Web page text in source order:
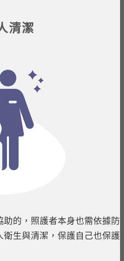
清潔
助的，照護者本身也需依據防
生與清潔，保護自己也保護